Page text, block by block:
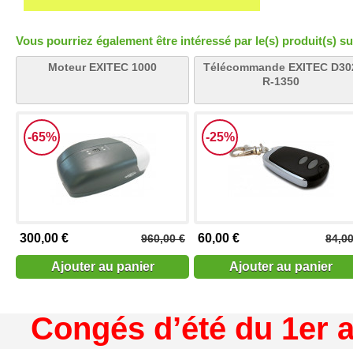
Vous pourriez également être intéressé par le(s) produit(s)
Moteur EXITEC 1000
-65%
960,00 €
300,00 €
Ajouter au panier
Télécommande EXITEC
R-1350
-25%
60,00 €
Ajouter au panier
Congés d’été du 1er